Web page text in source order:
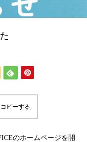
8月13日(水)午後休診の
知らせ
ピーする
のホームページを開